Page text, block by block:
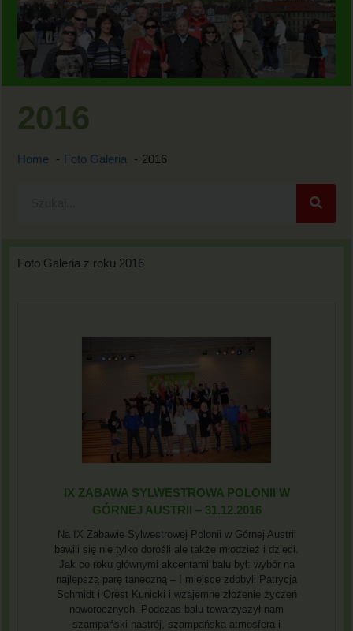
2016
Home Foto Galeria 2016
Foto Galeria z roku 2016
IX ZABAWA SYLWESTROWA POLONII W
GÓRNEJ AUSTRII – 31.12.2016
Na IX Zabawie Sylwestrowej Polonii w Górnej Austrii
bawili się nie tylko dorośli ale także młodzież i dzieci.
Jak co roku głównymi akcentami balu był: wybór na
najlepszą parę taneczną – I miejsce zdobyli Patrycja
Schmidt i Orest Kunicki i wzajemne złożenie życzeń
noworocznych. Podczas balu towarzyszył nam
szampański nastrój, szampańska atmosfera i